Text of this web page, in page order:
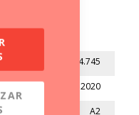
14.745
2020
A2